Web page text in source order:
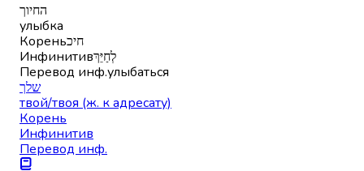
החיוך
улыбка
Кореньחיכ
Инфинитивלְחַיֵּךְ
Перевод инф.улыбаться
שלך
твой/твоя (ж. к адресату)
Корень
Инфинитив
Перевод инф.